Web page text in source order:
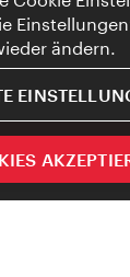
offizielle City
ändern.